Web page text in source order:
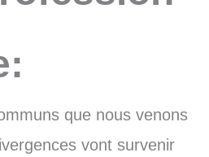
que nous venons
vont survenir